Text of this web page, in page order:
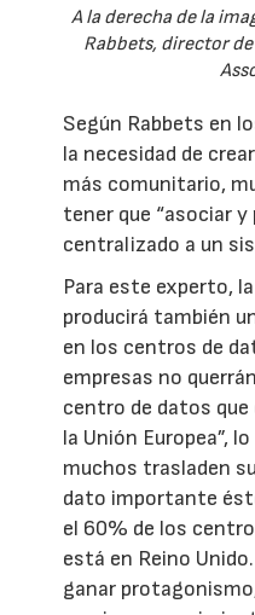
A la derecha de la
Rabbets, director
Según Rabbets en
la necesidad de
más comunitario,
tener que “asociar
centralizado a un
Para este experto,
producirá también
en los centros de
empresas no
centro de datos que
la Unión Europea”,
muchos trasladen
dato importante
el 60% de los
está en Reino
ganar